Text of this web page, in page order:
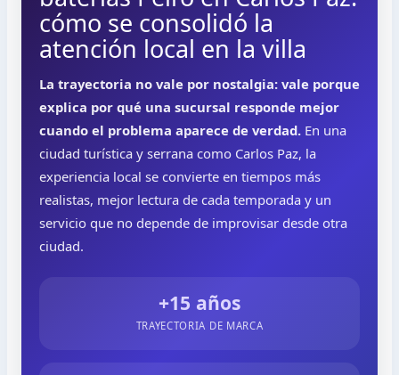
cómo se consolidó la
atención local en la villa
La trayectoria no vale por nostalgia: vale porque
explica por qué una sucursal responde mejor
cuando el problema aparece de verdad.En una
ciudad turística y serrana como Carlos Paz, la
experiencia local se convierte en tiempos más
realistas, mejor lectura de cada temporada y un
servicio que no depende de improvisar desde otra
ciudad.
+15 años
TRAYECTORIA DE MARCA